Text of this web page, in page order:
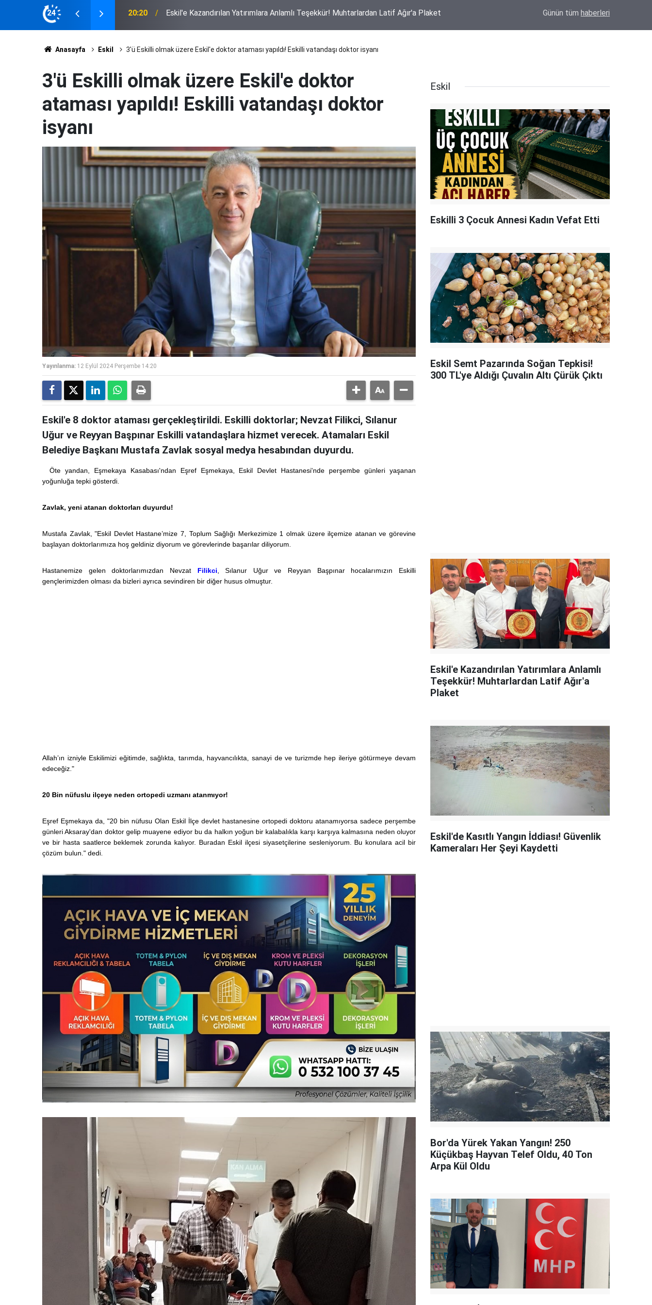
24
Latif Ağır'a Plaket 17:04 Eskil'de Kasıtlı Yangın İddiası! Güvenlik Kameraları Her Şeyi Kaydetti Günün tüm haberleri
Anasayfa Eskil 3'ü Eskilli olmak üzere Eskil'e doktor ataması yapıldı! Eskilli vatandaşı doktor isyanı
3'ü Eskilli olmak üzere Eskil'e doktor
ataması yapıldı! Eskilli vatandaşı doktor
isyanı
Yayınlanma: 12 Eylül 2024 Perşembe 14:20
Eskil'e 8 doktor ataması gerçekleştirildi. Eskilli doktorlar; Nevzat Filikci, Sılanur
Uğur ve Reyyan Başpınar Eskilli vatandaşlara hizmet verecek. Atamaları Eskil
Belediye Başkanı Mustafa Zavlak sosyal medya hesabından duyurdu.
Öte yandan, Eşmekaya Kasabası'ndan Eşref Eşmekaya, Eskil Devlet Hastanesi'nde perşembe günleri yaşanan
yoğunluğa tepki gösterdi.
Zavlak, yeni atanan doktorları duyurdu!
Mustafa Zavlak, "Eskil Devlet Hastane’mize 7, Toplum Sağlığı Merkezimize 1 olmak üzere ilçemize atanan ve görevine
başlayan doktorlarımıza hoş geldiniz diyorum ve görevlerinde başarılar diliyorum.
Hastanemize gelen doktorlarımızdan Nevzat Filikci , Sılanur Uğur ve Reyyan Başpınar hocalarımızın Eskilli
gençlerimizden olması da bizleri ayrıca sevindiren bir diğer husus olmuştur.
Allah’ın izniyle Eskilimizi eğitimde, sağlıkta, tarımda, hayvancılıkta, sanayi de ve turizmde hep ileriye götürmeye devam
edeceğiz."
20 Bin nüfuslu ilçeye neden ortopedi uzmanı atanmıyor!
Eşref Eşmekaya da, "20 bin nüfusu Olan Eskil İlçe devlet hastanesine ortopedi doktoru atanamıyorsa sadece perşembe
günleri Aksaray'dan doktor gelip muayene ediyor bu da halkın yoğun bir kalabalıkla karşı karşıya kalmasına neden oluyor
ve bir hasta saatlerce beklemek zorunda kalıyor. Buradan Eskil ilçesi siyasetçilerine sesleniyorum. Bu konulara acil bir
çözüm bulun." dedi.
Eskil
Eskilli 3 Çocuk Annesi Kadın Vefat Etti
Eskil Semt Pazarında Soğan Tepkisi!
300 TL'ye Aldığı Çuvalın Altı Çürük Çıktı
Eskil'e Kazandırılan Yatırımlara Anlamlı
Teşekkür! Muhtarlardan Latif Ağır'a
Plaket
Eskil'de Kasıtlı Yangın İddiası! Güvenlik
Kameraları Her Şeyi Kaydetti
Bor'da Yürek Yakan Yangın! 250
Küçükbaş Hayvan Telef Oldu, 40 Ton
Arpa Kül Oldu